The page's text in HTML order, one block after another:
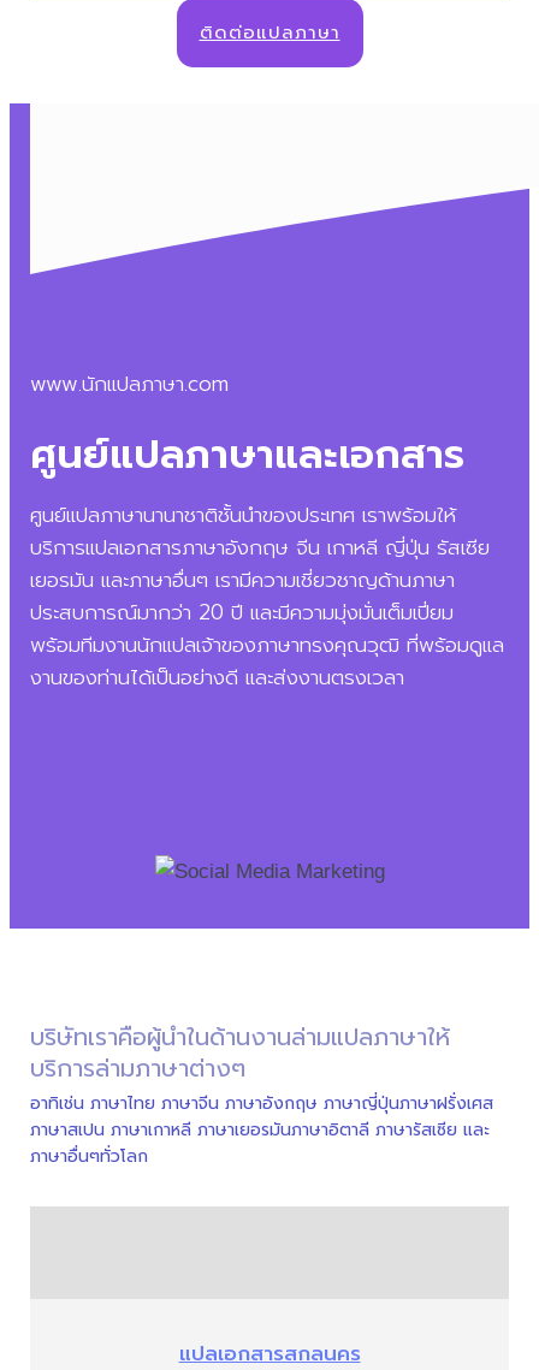
ติดต่อแปลภาษา
www.นักแปลภาษา.com
ศูนย์แปลภาษาและเอกสาร
ศูนย์แปลภาษานานาชาติชั้นนำของประเทศ เราพร้อมให้
บริการแปลเอกสารภาษาอังกฤษ จีน เกาหลี ญี่ปุ่น รัสเซีย
เยอรมัน และภาษาอื่นๆ เรามีความเชี่ยวชาญด้านภาษา
ประสบการณ์มากว่า 20 ปี และมีความมุ่งมั่นเต็มเปี่ยม
พร้อมทีมงานนักแปลเจ้าของภาษาทรงคุณวุฒิ ที่พร้อมดูแล
งานของท่านได้เป็นอย่างดี และส่งงานตรงเวลา
บริษัทเราคือผู้นำในด้านงานล่ามแปลภาษาให้
บริการล่ามภาษาต่างๆ
อาทิเช่น ภาษาไทย ภาษาจีน ภาษาอังกฤษ ภาษาญี่ปุ่นภาษาฝรั่งเศส
ภาษาสเปน ภาษาเกาหลี ภาษาเยอรมันภาษาอิตาลี ภาษารัสเซีย และ
ภาษาอื่นๆทั่วโลก
แปลเอกสารสกลนคร